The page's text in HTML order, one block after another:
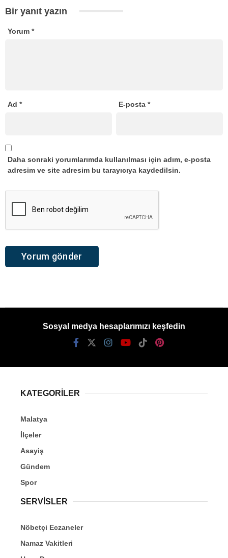
Bir yanıt yazın
Yorum *
Ad * E-posta*
Daha sonraki yorumlarımda kullanılması için adım, e-posta
adresim ve site adresim bu tarayıcıya kaydedilsin.
Sosyal medya hesaplarımızı keşfedin
KATEGORİLER
Malatya
İlçeler
Asayiş
Gündem
Spor
SERVİSLER
Nöbetçi Eczaneler
Namaz Vakitleri